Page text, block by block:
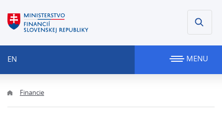
EN MENU
Financie